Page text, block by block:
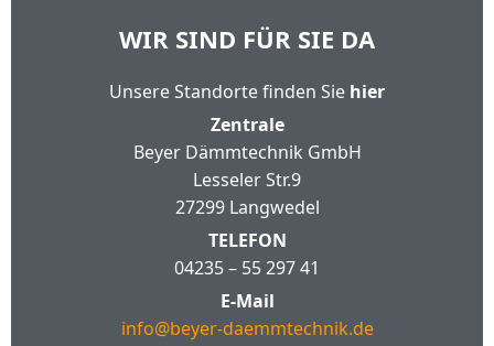
WIR SIND FÜR SIE DA
Unsere Standorte finden Sie hier
Zentrale
Beyer Dämmtechnik GmbH
Lesseler Str.9
27299 Langwedel
TELEFON
04235 – 55 297 41
E-Mail
info@beyer-daemmtechnik.de